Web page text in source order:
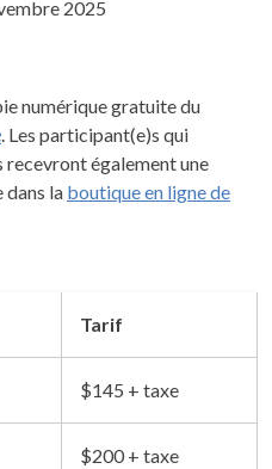
2025
numérique gratuite du
. Les participant(e)s qui
recevront également une
la boutique en ligne de
Tarif
$145 + taxe
$200 + taxe